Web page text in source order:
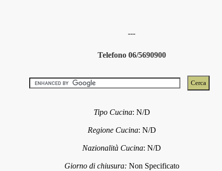
---
Telefono 06/5690900
Tipo Cucina: N/D
Regione Cucina: N/D
Nazionalità Cucina:N/D
Giorno di chiusura: Non Specificato